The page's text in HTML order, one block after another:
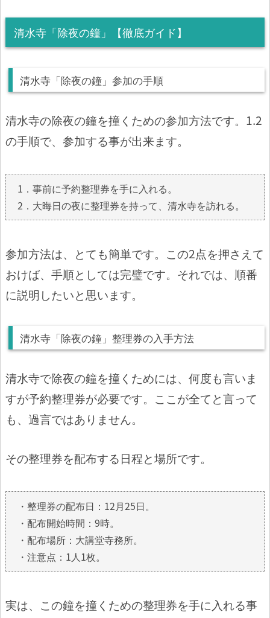
清水寺「除夜の鐘」【徹底ガイド】
清水寺「除夜の鐘」参加の手順
清水寺の除夜の鐘を撞くための参加方法です。1.2
の手順で、参加する事が出来ます。
1．事前に予約整理券を手に入れる。
2．大晦日の夜に整理券を持って、清水寺を訪れる。
参加方法は、とても簡単です。この2点を押さえて
おけば、手順としては完璧です。それでは、順番
に説明したいと思います。
清水寺「除夜の鐘」整理券の入手方法
清水寺で除夜の鐘を撞くためには、何度も言いま
すが予約整理券が必要です。ここが全てと言って
も、過言ではありません。
その整理券を配布する日程と場所です。
・整理券の配布日：12月25日。
・配布開始時間：9時。
・配布場所：大講堂寺務所。
・注意点：1人1枚。
実は、この鐘を撞くための整理券を手に入れる事